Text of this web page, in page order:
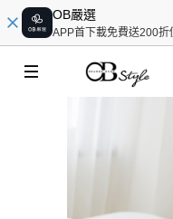
OB嚴選
APP首下載免費送200折